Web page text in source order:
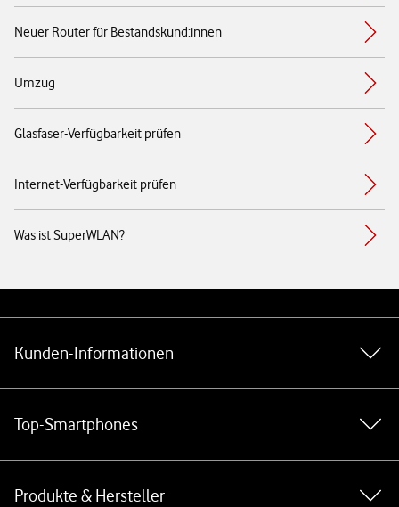
Neuer Router für Bestandskund:innen
Umzug
Glasfaser-Verfügbarkeit prüfen
Internet-Verfügbarkeit prüfen
Was ist SuperWLAN?
Kunden-Informationen
Top-Smartphones
Produkte & Hersteller